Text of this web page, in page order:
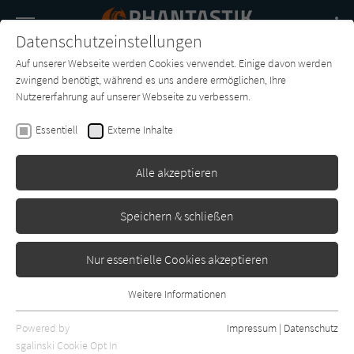
SUCHE
Buch-
Entdecker
Forum Charts
Kevin Hayes
Jan Tenner - Der neue
Superheld 06: In der Hölle von
Ostland
Zauberstern Records Erschienen: September 2019 0
Datenschutzeinstellungen
Auf unserer Webseite werden Cookies verwendet. Einige davon werden
zwingend benötigt, während es uns andere ermöglichen, Ihre
Nutzererfahrung auf unserer Webseite zu verbessern.
Essentiell Externe Inhalte
Alle akzeptieren
Speichern & schließen
Nur essentielle Cookies akzeptieren
Essentielle Cookies werden für grundlegende Funktionen der
Webseite benötigt. Dadurch ist gewährleistet, dass die Webseite
Weitere Informationen
Powered by
sgalinski Cookie Opt In
Impressum | Datenschutz